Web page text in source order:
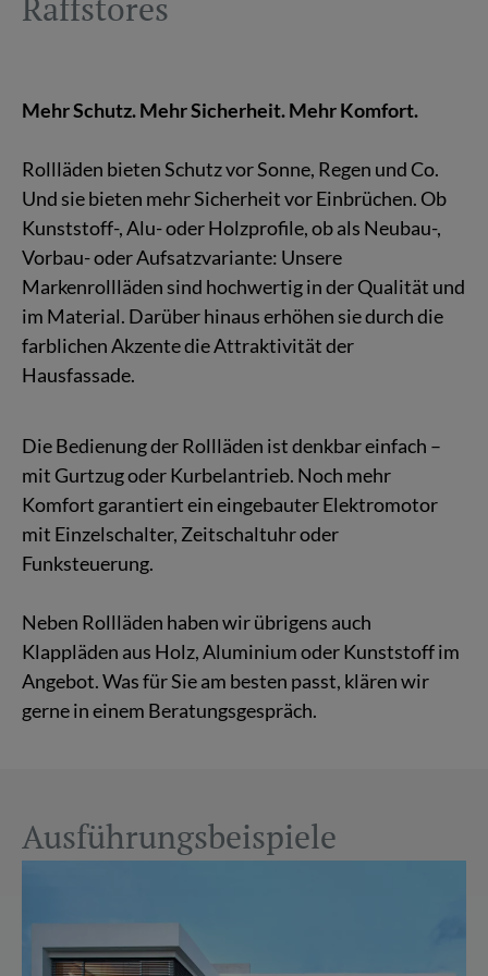
Raffs­to­res
Mehr Schutz. Mehr Si­cher­heit. Mehr Kom­fort.
Roll­lä­den bie­ten Schutz vor Sonne, Regen und Co.
Und sie bie­ten mehr Si­cher­heit vor Ein­brü­chen. Ob
Kunst­stoff-, Alu- oder Holz­pro­fi­le, ob als Neu­bau-,
Vor­bau- oder Auf­satz­va­ri­an­te: Un­se­re
Mar­ken­roll­lä­den sind hoch­wer­tig in der Qua­li­tät und
im Ma­te­ri­al. Dar­über hin­aus er­hö­hen sie durch die
farb­li­chen Ak­zen­te die At­trak­ti­vi­tät der
Haus­fas­sa­de.
Die Be­die­nung der Roll­lä­den ist denk­bar ein­fach –
mit Gurt­zug oder Kur­bel­an­trieb. Noch mehr
Kom­fort ga­ran­tiert ein ein­ge­bau­ter Elek­tro­mo­tor
mit Ein­zel­schal­ter, Zeit­schalt­uhr oder
Funk­steue­rung.
Neben Roll­lä­den haben wir üb­ri­gens auch
Kl­app­lä­den aus Holz, Alu­mi­ni­um oder Kunst­stoff im
An­ge­bot. Was für Sie am bes­ten passt, klä­ren wir
gerne in einem Be­ra­tungs­ge­spräch.
Aus­füh­rungs­bei­spie­le